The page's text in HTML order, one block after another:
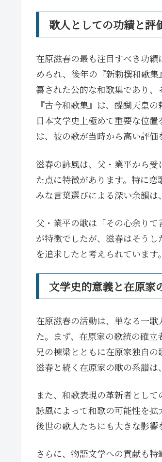
歌人としての功績と評
在原滋春の最も注目すべき功
められ、後年の『新勅撰和歌
纂された公的な和歌集であり
『古今和歌集』は、醍醐天皇
日本文学史上極めて重要な位
は、彼の歌が当時から高い評価
滋春の詠風は、父・業平から
た点に特徴があります。特に
みな言葉選びによる深い余韻は
父・業平の歌は「その心余り
が特徴でしたが、滋春はそう
を追求したと考えられています。
文学史的意義と在原家
在原滋春の活動は、単なる一
た。まず、在原家の歌統の確立
兄の棟梁とともに在原家独自
滋春と続く在原家の歌の系譜は
また、和歌表現の革新者とし
詠風によって和歌の可能性を拡
後世の歌人たちにも大きな影響
さらに、物語文学への貢献も